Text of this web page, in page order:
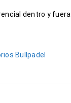
dentro y
Bullpadel